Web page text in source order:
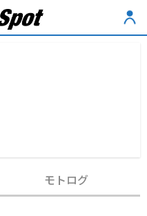
モトログ